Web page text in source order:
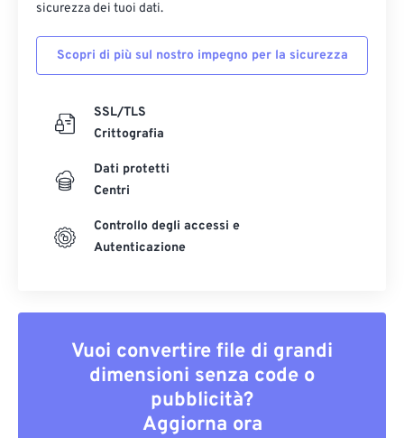
sicurezza dei tuoi dati.
Scopri di più sul nostro impegno per la sicurezza
SSL/TLS
Crittografia
Dati protetti
Centri
Controllo degli accessi e
Autenticazione
Vuoi convertire file di grandi
dimensioni senza code o
pubblicità?
Aggiorna ora